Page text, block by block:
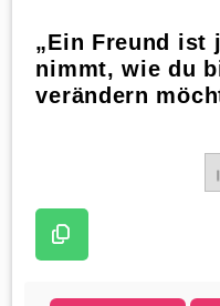
„Ein Freund ist
nimmt, wie du
verändern